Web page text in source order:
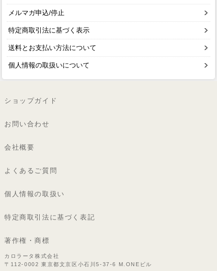
メルマガ申込/停止
特定商取引法に基づく表示
送料とお支払い方法について
個人情報の取扱いについて
ショップガイド
お問い合わせ
会社概要
よくあるご質問
個人情報の取扱い
特定商取引法に基づく表記
著作権・商標
カロラータ株式会社
〒112-0002 東京都文京区小石川5-37-6 M.ONEビル